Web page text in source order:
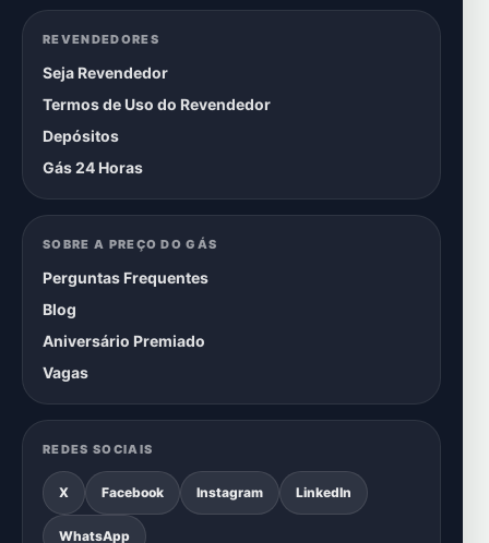
REVENDEDORES
Seja Revendedor
Termos de Uso do Revendedor
Depósitos
Gás 24 Horas
SOBRE A PREÇO DO GÁS
Perguntas Frequentes
Blog
Aniversário Premiado
Vagas
REDES SOCIAIS
X Facebook Instagram LinkedIn
WhatsApp